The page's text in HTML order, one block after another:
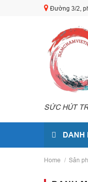
Đường 3/2,
SỨC HÚT
DANH
Home / Sản